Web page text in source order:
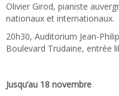
Olivier Girod, pianiste
nationaux et internationaux.
20h30, Auditorium Jean-
Boulevard Trudaine, entrée
Jusqu’au 18 novembre